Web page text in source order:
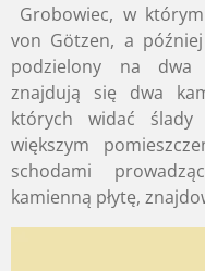
Grobowiec, w
von Götzen, a
podzielony na dwa
znajdują się dwa
których widać ślady
większym
schodami
kamienną płytę,